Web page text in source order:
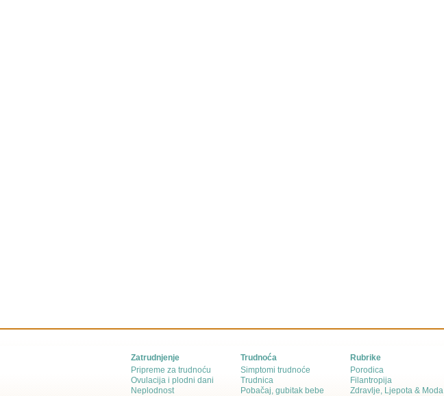
Zatrudnjenje
Pripreme za trudnoću
Ovulacija i plodni dani
Neplodnost
Trudnoća
Simptomi trudnoće
Trudnica
Pobačaj, gubitak bebe
Rubrike
Porodica
Filantropija
Zdravlje, Ljepota & Moda